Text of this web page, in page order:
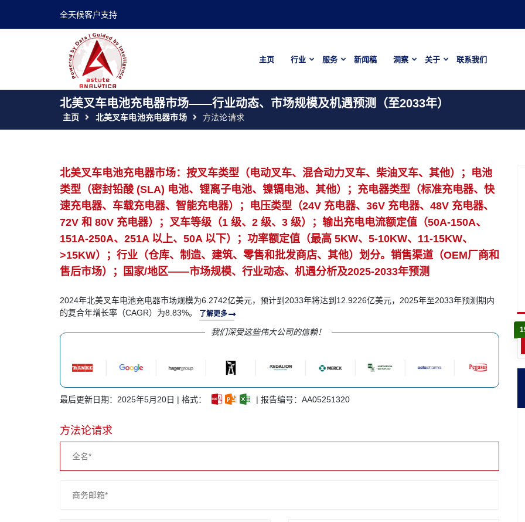
全天候客户支持
主页 行业 服务 新闻稿 洞察 关于 联系我们
北美叉车电池充电器市场——行业动态、市场规模及机遇预测（至2033年）
主页 北美叉车电池充电器市场 方法论请求
北美叉车电池充电器市场：按叉车类型（电动叉车、混合动力叉车、柴油叉车、其他）；电池
类型（密封铅酸 (SLA) 电池、锂离子电池、镍镉电池、其他）；充电器类型（标准充电器、快
速充电器、车载充电器、智能充电器）；电压类型（24V 充电器、36V 充电器、48V 充电器、
72V 和 80V 充电器）；叉车等级（1 级、2 级、3 级）；输出充电电流额定值（50A-150A、
151A-250A、251A 以上、50A 以下）；功率额定值（最高 5KW、5-10KW、11-15KW、
>15KW）；行业（仓库、制造、建筑、零售和批发商店、其他）划分。销售渠道（OEM厂商和
售后市场）；国家/地区——市场规模、行业动态、机遇分析及2025-2033年预测
2024年北美叉车电池充电器市场规模为6.2742亿美元，预计到2033年将达到12.9226亿美元，2025年至2033年预测期内
的复合年增长率（CAGR）为8.83%。
了解更多
我们深受这些伟大公司的信赖！
最后更新日期：2025年5月20日 | 格式： | 报告编号：AA05251320
方法论请求